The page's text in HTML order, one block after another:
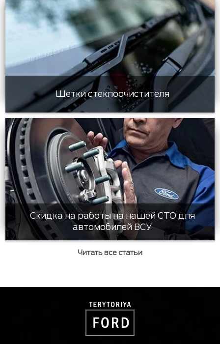
Щетки стеклоочистителя
Скидка на работы на нашей СТО для
автомобилей ВСУ
Читать все статьи